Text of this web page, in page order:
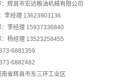
：辉县市宏达粮油机械有限公司
李经理 13623903136
：李经理 15937336840
：杨经理 13523258455
6881359
6882482
省辉县市东三环工业区